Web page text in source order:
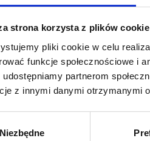
strona korzysta z plików cookie
pliki cookie w celu
funkcje społecznościowe i
udostępniamy partnerom
z innymi danymi otrzymanymi
Niezbędne